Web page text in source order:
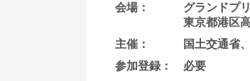
会場：
グランドプ
東京都港区
主催：
国土交通省
参加登録：
必要